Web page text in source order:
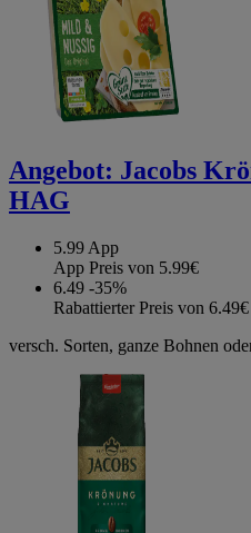
Angebot: Jacobs
HAG
5.99 App
App Preis von 5.99€
6.49 -35%
Rabattierter Preis von
versch. Sorten, ganze Bohnen